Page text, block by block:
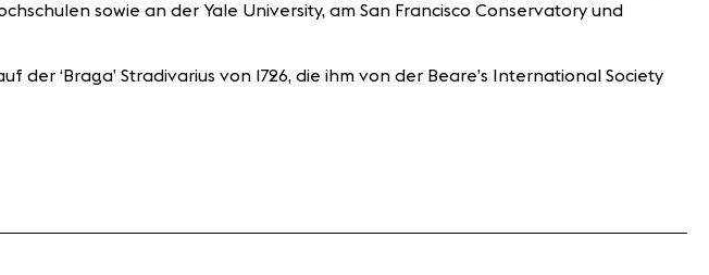
sowie an der Yale University, am San Francisco Conservatory und
‘Braga’ Stradivarius von 1726, die ihm von der Beare’s International Society